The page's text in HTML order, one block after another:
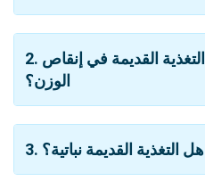
2. هل يمكن أن تساعد التغذية القديمة في إنقاص
الوزن؟
3. هل التغذية القديمة نباتية؟